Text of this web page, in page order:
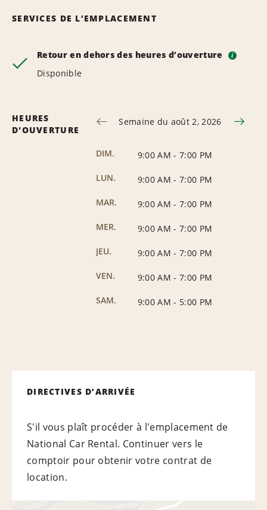
SERVICES DE L’EMPLACEMENT
Retour en dehors des heures d’ouverture i
Disponible
HEURES
D'OUVERTURE
Semaine du août 2, 2026
DIM. 9:00 AM - 7:00 PM
LUN.
9:00 AM - 7:00 PM
MAR.
9:00 AM - 7:00 PM
MER.
9:00 AM - 7:00 PM
JEU.
9:00 AM - 7:00 PM
VEN.
9:00 AM - 7:00 PM
SAM.
9:00 AM - 5:00 PM
DIRECTIVES D’ARRIVÉE
S'il vous plaît procéder à l'emplacement de
National Car Rental. Continuer vers le
comptoir pour obtenir votre contrat de
location.